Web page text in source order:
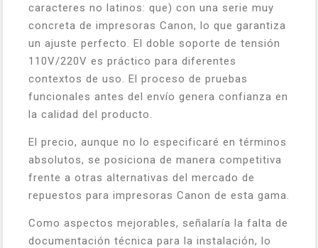
caracteres no latinos: que) con una serie muy
concreta de impresoras Canon, lo que garantiza
un ajuste perfecto. El doble soporte de tensión
110V/220V es práctico para diferentes
contextos de uso. El proceso de pruebas
funcionales antes del envío genera confianza en
la calidad del producto.
El precio, aunque no lo especificaré en términos
absolutos, se posiciona de manera competitiva
frente a otras alternativas del mercado de
repuestos para impresoras Canon de esta gama.
Como aspectos mejorables, señalaría la falta de
documentación técnica para la instalación, lo